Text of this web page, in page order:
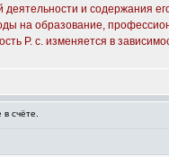
и содержания
на образование,
Р. с. изменяется в
счёте.